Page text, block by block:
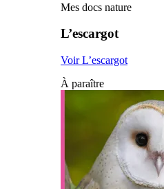
Mes docs nature
L’escargot
Voir L’escargot
À paraître